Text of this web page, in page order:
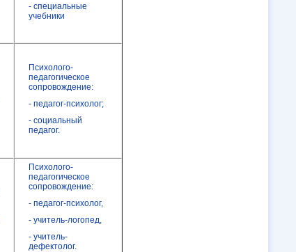
- специальные
учебники
Психолого-
педагогическое
сопровождение:
- педагог-психолог;
- социальный
педагог.
Психолого-
педагогическое
сопровождение:
- педагог-психолог,
- учитель-логопед,
- учитель-
дефектолог.